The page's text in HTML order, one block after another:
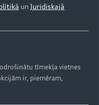
konceptauto ir
piedziņas
ir novietoti
ass.
Plānots, ka
no 0 līdz 100 km/h
ātrumu 200
unJuridiskajā
tīmekļa vietnes
ir, piemēram,